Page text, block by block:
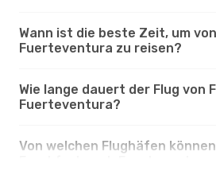
Wann ist die beste Zeit, um
Fuerteventura zu reisen?
Wie lange dauert der Flug von
Fuerteventura?
Von welchen Flughäfen